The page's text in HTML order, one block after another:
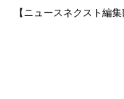
【ニュースネクスト編集